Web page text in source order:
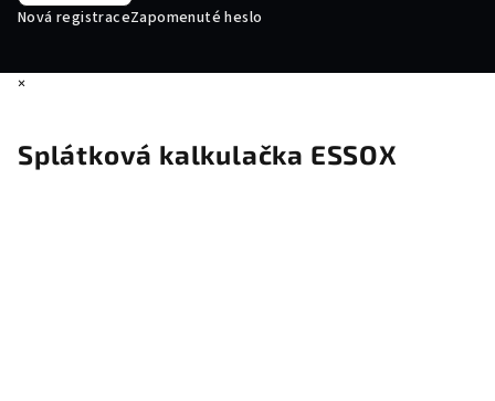
Nová registraceZapomenuté heslo
×
Splátková kalkulačka ESSOX